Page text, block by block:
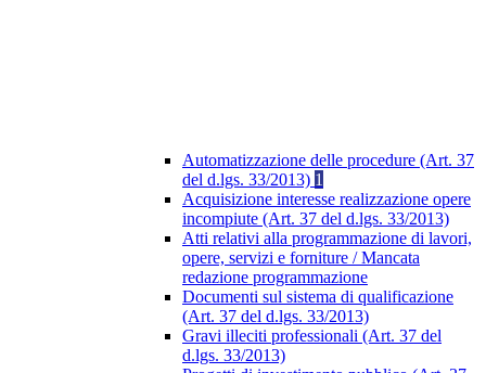
Automatizzazione delle procedure (Art. 37
del d.lgs. 33/2013) 1
Acquisizione interesse realizzazione opere
incompiute (Art. 37 del d.lgs. 33/2013)
Atti relativi alla programmazione di lavori,
opere, servizi e forniture / Mancata
redazione programmazione
Documenti sul sistema di qualificazione
(Art. 37 del d.lgs. 33/2013)
Gravi illeciti professionali (Art. 37 del
d.lgs. 33/2013)